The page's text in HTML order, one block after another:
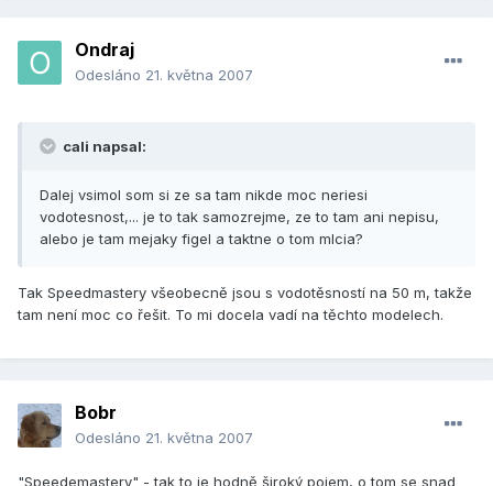
Ondraj
Odesláno 21. května 2007
cali napsal:
Dalej vsimol som si ze sa tam nikde moc neriesi
vodotesnost,... je to tak samozrejme, ze to tam ani nepisu,
alebo je tam mejaky figel a taktne o tom mlcia?
Tak Speedmastery všeobecně jsou s vodotěsností na 50 m, takže
tam není moc co řešit. To mi docela vadí na těchto modelech.
Bobr
Odesláno 21. května 2007
"Speedemastery" - tak to je hodně široký pojem, o tom se snad